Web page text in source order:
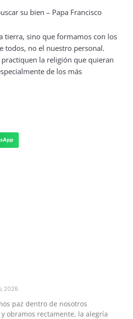
tierra, sino que formamos con los
todos, no el nuestro personal.
la religión que quieran
de los más
2026
paz dentro de nosotros
obramos rectamente, la alegría